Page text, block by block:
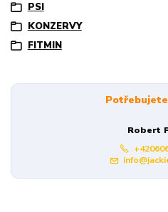
PSI
KONZERVY
FITMIN
Robert